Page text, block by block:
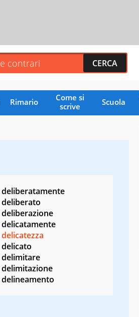
Rimario
Come si
scrive
Scuola
deliberatamente
deliberato
deliberazione
delicatamente
delicatezza
delicato
delimitare
delimitazione
delineamento